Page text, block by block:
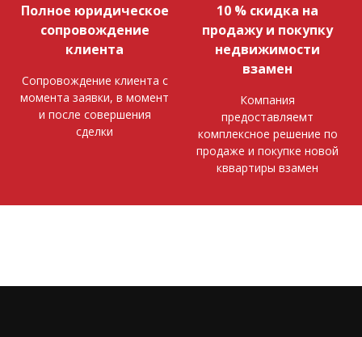
Полное юридическое
сопровождение
клиента
Сопровождение клиента с
момента заявки, в момент
и после совершения
сделки
10 % скидка на
продажу и покупку
недвижимости
взамен
Компания
предоставляемт
комплексное решение по
продаже и покупке новой
кввартиры взамен